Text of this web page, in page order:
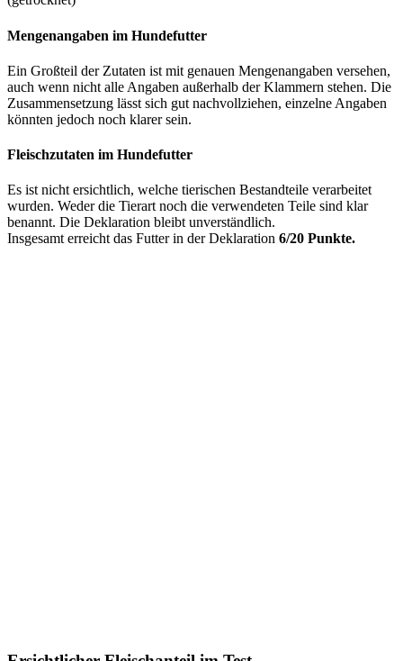
Mengenangaben im Hundefutter
Ein Großteil der Zutaten ist mit genauen Mengenangaben versehen,
auch wenn nicht alle Angaben außerhalb der Klammern stehen. Die
Zusammensetzung lässt sich gut nachvollziehen, einzelne Angaben
könnten jedoch noch klarer sein.
Fleischzutaten im Hundefutter
Es ist nicht ersichtlich, welche tierischen Bestandteile verarbeitet
wurden. Weder die Tierart noch die verwendeten Teile sind klar
benannt. Die Deklaration bleibt unverständlich.
Insgesamt erreicht das Futter in der Deklaration 6/20 Punkte.